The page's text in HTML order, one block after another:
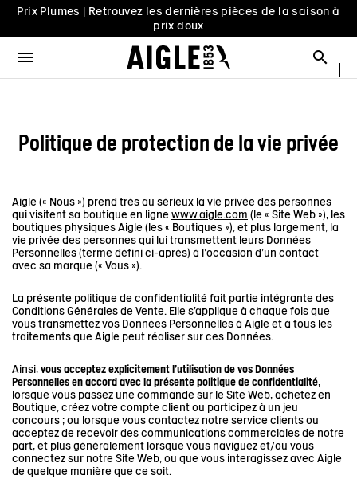
Prix Plumes | Retrouvez les dernières pièces de la saison à
prix doux
Livraison offerte en point relais dès 159€ d'achat & retour
offert sous 30 jours
prix doux
le menu
VOIR TOUT - NOUVEAUTÉS
RAINPACK WARM
CATÉGORIES
VOIR TOUT - HOMME
PARKAS & VESTES
BOTTES
CHAUSSURES
SECONDE MAIN
VOIR TOUT - FEMME
PARKAS & VESTES
BOTTES
CHAUSSURES
SECONDE MAIN
VOIR TOUT - ENFANT
BOTTES
VOIR TOUT - CHAUSSURES
LES ICONIQUES
FEMME
PRIX PLUMES
VOIR TOUT - BOTTES
LES ICONIQUES
FEMME
ENFANT
VOIR TOUT - ACCESSOIRES
SACS
CHIEN
PRIX PLUMES
VOIR TOUT - PRIX PLUMES
FEMME
PAR SÉLECTION
PAR TAILLE
savoir-faire
Politique de protection de la vie privée
Aigle (« Nous ») prend très au sérieux la vie privée des personnes
qui visitent sa boutique en lignewww.aigle.com (le « Site Web »), les
boutiques physiques Aigle (les « Boutiques »), et plus largement, la
vie privée des personnes qui lui transmettent leurs Données
Personnelles (terme défini ci-après) à l’occasion d’un contact
avec sa marque (« Vous »).
La présente politique de confidentialité fait partie intégrante des
Conditions Générales de Vente. Elle s’applique à chaque fois que
vous transmettez vos Données Personnelles à Aigle et à tous les
traitements que Aigle peut réaliser sur ces Données.
Ainsi,vous acceptez explicitement l'utilisation de vos Données
Personnelles en accord avec la présente politique de confidentialité,
lorsque vous passez une commande sur le Site Web, achetez en
Boutique, créez votre compte client ou participez à un jeu
concours ; ou lorsque vous contactez notre service clients ou
acceptez de recevoir des communications commerciales de notre
part, et plus généralement lorsque vous naviguez et/ou vous
connectez sur notre Site Web, ou que vous interagissez avec Aigle
de quelque manière que ce soit.